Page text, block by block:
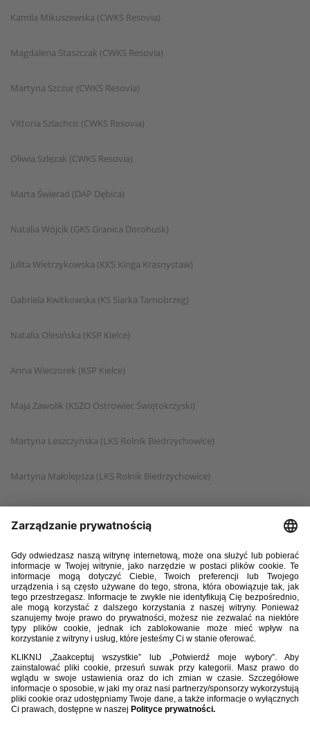
Kamila Mikuszewska (CWKS Resovia)
Magdalena Staszczak (CWKS Resovia)
Martyna Szczur (CWKS Resovia)
Vittoria Szlachcic (CWKS Resovia)
Oliwia Szlęzak (CWKS Resovia)
Marta Świerad (DAP Dębica)
Natalia Wójcik (GKS Granica Dorohusk)
Julita Wietrzykowska (KKS Kinga Krasnystaw)
Gabriela Kwitkowska (KS Siarka Tarnobrzeg)
Natalia Olesińska (KSP Kielce)
Anna Wieczorek (KSP Kielce)
Maja Zawolik (KSZO Ostrowiec Świętokrzyski)
Martyna Leszczyńska (LKS Rolnik Biedrzychowice)
Martyna Małolepsza (LKS Rolnik Biedrzychowice)
Kornelia Zając (Perły Lublin)
Maja Cieślik (UKS Pionier PSW Biała Podlaska)
Oliwia Poręba (UKS Pionier PSW Biała Podlaska)
Milena Rożnowicz (UKS Pionier PSW Biała Podlaska)